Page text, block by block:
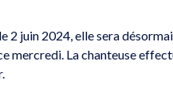
2 juin 2024, elle sera
mercredi. La chanteuse